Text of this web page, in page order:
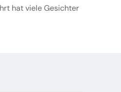
hat viele Gesichter